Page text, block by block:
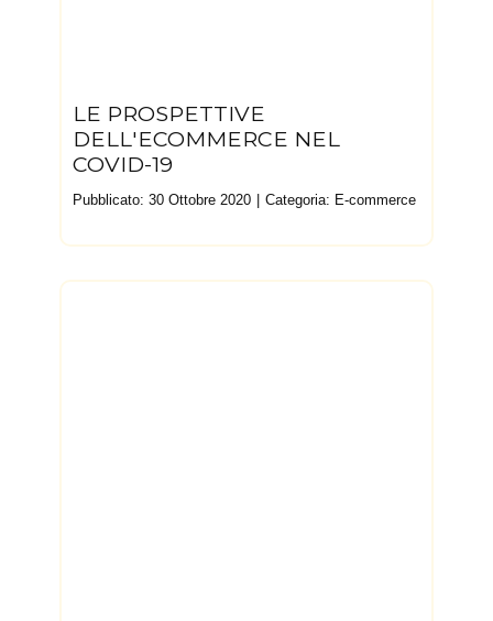
LE PROSPETTIVE
DELL'ECOMMERCE NEL
COVID-19
Pubblicato: 30 Ottobre 2020 Categoria: E-commerce